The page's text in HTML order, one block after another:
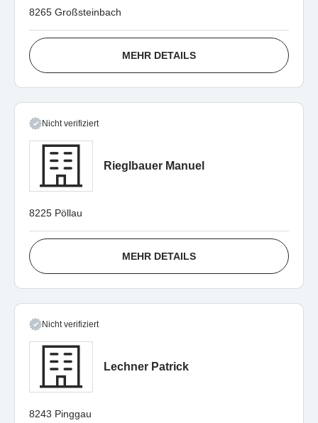
8265 Großsteinbach
MEHR DETAILS
Nicht verifiziert
Rieglbauer Manuel
8225 Pöllau
MEHR DETAILS
Nicht verifiziert
Lechner Patrick
8243 Pinggau